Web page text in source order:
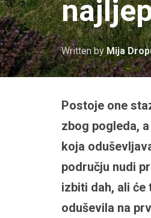
Written byMija
Postoje one
zbog pogleda,
koja
području nudi
izbiti dah, ali
oduševila na